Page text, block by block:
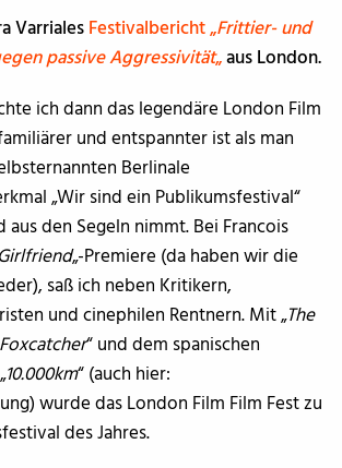
VarrialesFestivalbericht „Frittier- und
passive Aggressivität„aus London.
ich dann das legendäre London Film
und entspannter ist als man
Berlinale
„Wir sind ein Publikumsfestival“
den Segeln nimmt. Bei Francois
„-Premiere (da haben wir die
saß ich neben Kritikern,
und cinephilen Rentnern. Mit „The
Foxcatcher“ und dem spanischen
10.000km“ (auch hier:
wurde das London Film Film Fest zu
des Jahres.